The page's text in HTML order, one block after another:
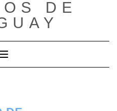
DE
Cambiar modo de navegación